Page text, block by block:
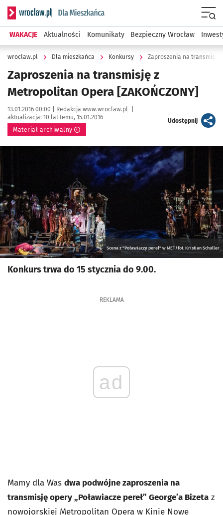
Serwis informacyjny wroclaw.pl podserwis: Dla mieszkańca
WAKACJE Aktualności Komunikaty Bezpieczny Wrocław
wroclaw.pl Dla mieszkańca Konkursy Zaproszenia na transmisję
Zaproszenia na transmisję z
Metropolitan Opera [ZAKOŃCZONY]
Data publikacji:
13.01.2016 00:00 | Autor:
Redakcja www.wroclaw.pl
aktualizacja: 10 lat temu, 15.01.2016
Materiał archiwalny
Udostępnijartykuł
Scena z "Poławiaczy pereł" w MET/fot. Kristian Schuller
Konkurs trwa do 15 stycznia do 9.00.
REKLAMA
ad
Mamy dla Was dwa podwójne zaproszenia na
transmisję opery „Poławiacze pereł” George’a Bizeta z
nowojorskiej Metropolitan Opera w Kinie Nowe